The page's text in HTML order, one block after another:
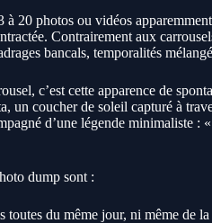
20 photos ou vidéos
Contrairement aux
bancals, temporalités
c’est cette apparence de
un coucher de soleil capturé à
d’une légende minimaliste :
dump sont :
du même jour, ni même de la